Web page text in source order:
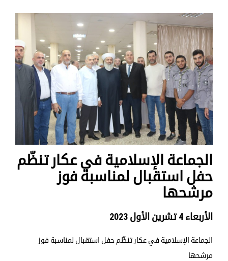
الجماعة الإسلامية في عكار تنظّم
حفل استقبال لمناسبة فوز
مرشحها
الأربعاء 4 تشرين الأول 2023
الجماعة الإسلامية في عكار تنظّم حفل استقبال لمناسبة فوز
مرشحها